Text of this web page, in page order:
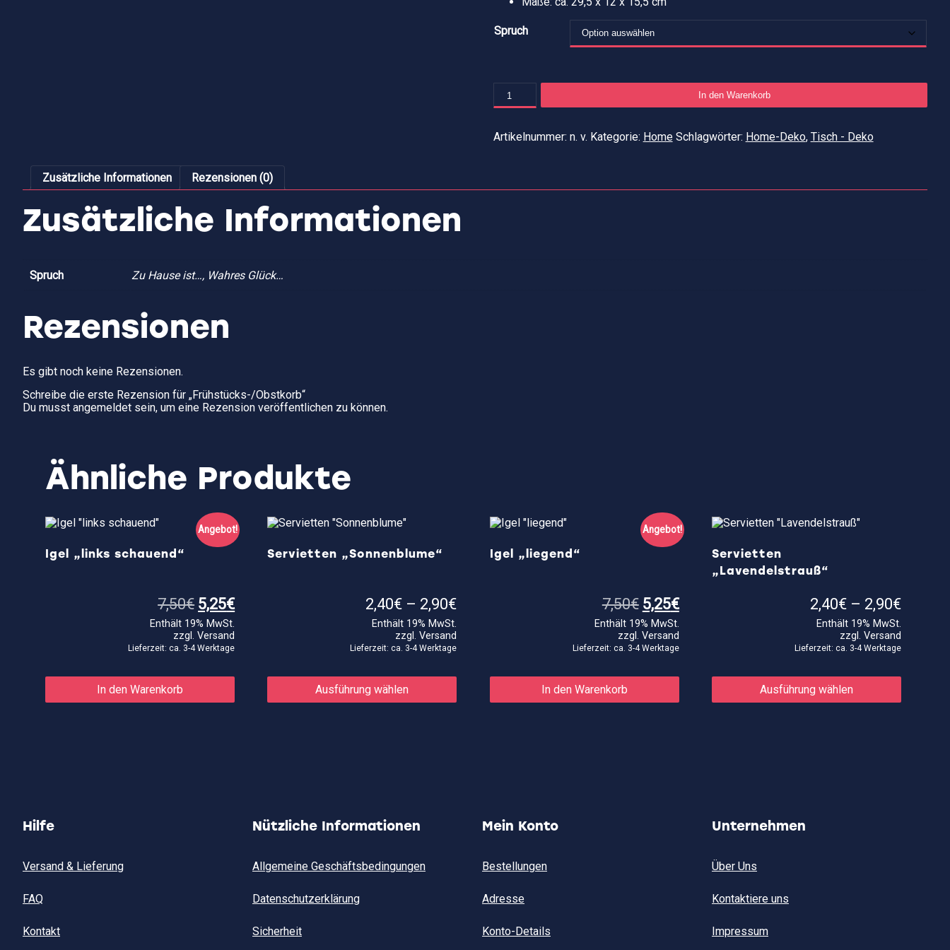
Spruch
In den Warenkorb
Artikelnummer: n. v. Kategorie: Home Schlagwörter: Home-Deko, Tisch - Deko
Zusätzliche Informationen Rezensionen (0)
Zusätzliche Informationen
Spruch Zu Hause ist…, Wahres Glück…
Rezensionen
Es gibt noch keine Rezensionen.
Schreibe die erste Rezension für „Frühstücks-/Obstkorb“
Du musst angemeldet sein, um eine Rezension veröffentlichen zu können.
Ähnliche Produkte
Angebot!
Igel „links schauend“
7,50€ Ursprünglicher
Preis
war:
7,50€
5,25€Aktueller
Preis
Enthält 19% MwSt.
zzgl.Versand
Lieferzeit: ca. 3-4 Werktage
In den Warenkorb
Servietten „Sonnenblume“
2,40€ – 2,90€Preisspanne:
Enthält 19% MwSt.
zzgl.Versand
Lieferzeit: ca. 3-4 Werktage
Ausführung wählen
mehrere
werden
Angebot!
Igel „liegend“
7,50€ Ursprünglicher
Preis
war:
7,50€
5,25€Aktueller
Preis
ist:
5,25€.
Enthält 19% MwSt.
zzgl. Versand
Lieferzeit: ca. 3-4 Werktage
In den Warenkorb
Servietten
„Lavendelstrauß“
2,40€ – 2,90€
Enthält 19% MwSt.
zzgl.Versand
Lieferzeit: ca. 3-4 Werktage
Ausführung wählen
mehrere
Hilfe
Versand & Lieferung
FAQ
Kontakt
Nützliche Informationen
Allgemeine Geschäftsbedingungen
Datenschutzerklärung
Sicherheit
Mein Konto
Bestellungen
Adresse
Konto-Details
Unternehmen
Über Uns
Kontaktiere uns
Impressum